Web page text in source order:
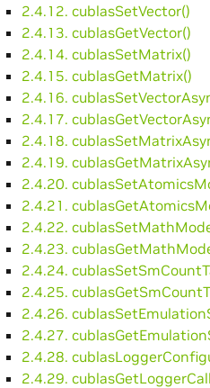
2.4.12. cublasSetVector()
2.4.13. cublasGetVector()
2.4.14. cublasSetMatrix()
2.4.15. cublasGetMatrix()
2.4.16.
2.4.17.
2.4.18.
2.4.19.
2.4.20.
2.4.21.
2.4.22.
2.4.23.
2.4.24.
2.4.25.
2.4.26.
2.4.27.
2.4.28.
2.4.29.